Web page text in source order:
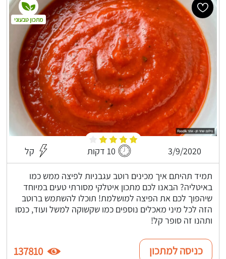
3/9/2020 10 דקות קל
תמיד תהיתם איך מכינים רוטב עגבניות לפיצה ממש כמו
באיטליה? הבאנו לכם מתכון איטלקי מסורתי טעים במיוחד
שיהפוך לכם את הפיצה למושלמת! תוכלו להשתמש ברוטב
הזה לכל מיני מאכלים נוספים כמו שקשוקה למשל ועוד, כנסו
ותהנו זה סופר קל!
מתכון טבעוני
כניסה למתכון 137810